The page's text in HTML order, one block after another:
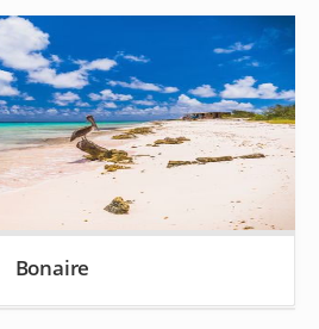
Bonaire